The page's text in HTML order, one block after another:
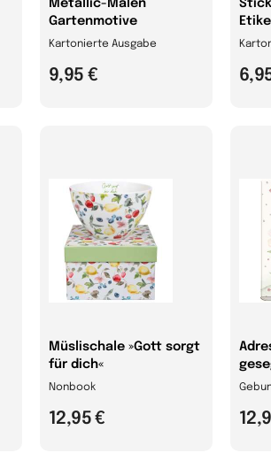
Metallic-Malen
Gartenmotive
Kartonierte Ausgabe
9,95 €
Müslischale »Gott sorgt
für dich«
Nonbook
12,95 €